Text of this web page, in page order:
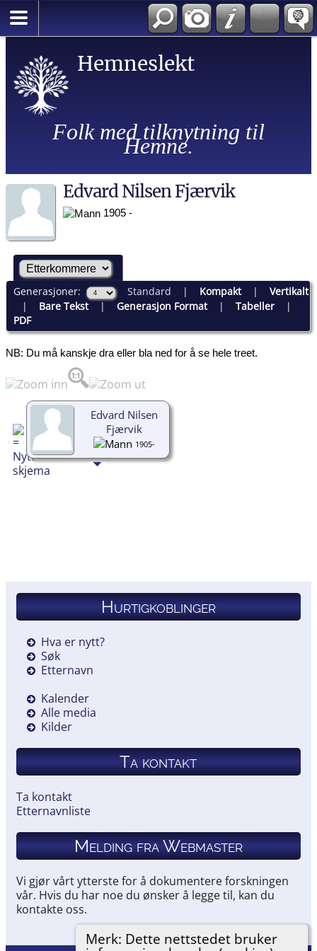
Hemneslekt
Folk med tilknytning til
Hemne.
Merk: Dette nettstedet bruker
Edvard Nilsen Fjærvik
1905 -
Generasjoner: Standard | Kompakt| Vertikalt
| Bare Tekst| Generasjon Format| Tabeller|
PDF
NB: Du må kanskje dra eller bla ned for å se hele treet.
Edvard Nilsen
Fjærvik
1905-
Hurtigkoblinger
Hva er nytt?
Søk
Etternavn
Kalender
Alle media
Kilder
Ta kontakt
Ta kontakt
Etternavnliste
Melding fra Webmaster
Vi gjør vårt ytterste for å dokumentere forskningen
vår. Hvis du har noe du ønsker å legge til, kan du
kontakte oss.